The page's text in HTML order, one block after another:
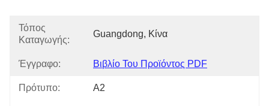
Τόπος
Καταγωγής:
Guangdong, Κίνα
Έγγραφο: Βιβλίο Του Προϊόντος PDF
Πρότυπο: A2